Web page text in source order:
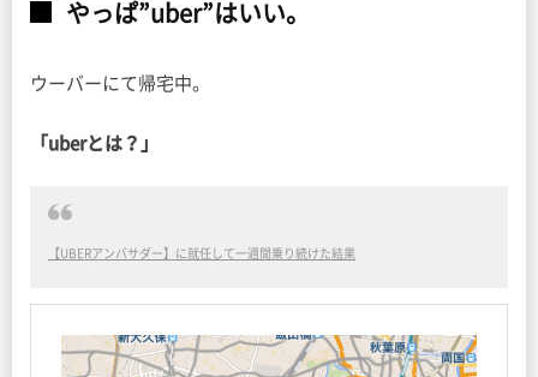
やっぱ”uber”はいい。
ウーバーにて帰宅中。
「uberとは？」
【UBERアンバサダー】に就任して一週間乗り続けた結果